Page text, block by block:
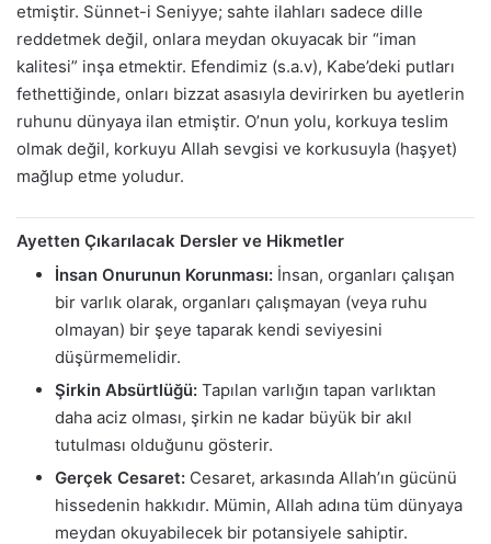
etmiştir. Sünnet-i Seniyye; sahte ilahları sadece dille
reddetmek değil, onlara meydan okuyacak bir “iman
kalitesi” inşa etmektir. Efendimiz (s.a.v), Kabe’deki putları
fethettiğinde, onları bizzat asasıyla devirirken bu ayetlerin
ruhunu dünyaya ilan etmiştir. O’nun yolu, korkuya teslim
olmak değil, korkuyu Allah sevgisi ve korkusuyla (haşyet)
mağlup etme yoludur.
Ayetten Çıkarılacak Dersler ve Hikmetler
İnsan Onurunun Korunması: İnsan, organları çalışan
bir varlık olarak, organları çalışmayan (veya ruhu
olmayan) bir şeye taparak kendi seviyesini
düşürmemelidir.
Şirkin Absürtlüğü: Tapılan varlığın tapan varlıktan
daha aciz olması, şirkin ne kadar büyük bir akıl
tutulması olduğunu gösterir.
Gerçek Cesaret: Cesaret, arkasında Allah’ın gücünü
hissedenin hakkıdır. Mümin, Allah adına tüm dünyaya
meydan okuyabilecek bir potansiyele sahiptir.